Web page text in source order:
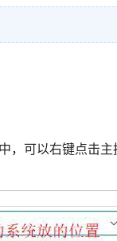
，可以右键点击